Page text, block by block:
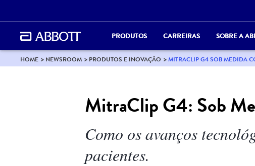
PRODUTOS CARREIRAS SOBRE A
HOME NEWSROOM PRODUTOS E INOVAÇÃO MITRACLIP G4 SOB MEDIDA
MitraClip G4: Sob
Como os avanços
pacientes.